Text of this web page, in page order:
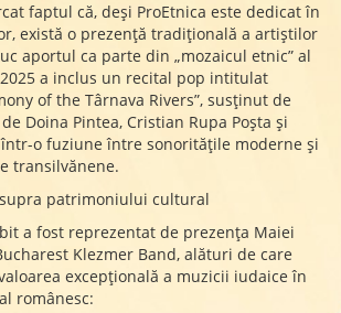
faptul că, deși ProEtnica este dedicat în
există o prezență tradițională a artiștilor
aportul ca parte din „mozaicul etnic” al
a inclus un recital pop intitulat
of the Târnava Rivers”, susținut de
Doina Pintea, Cristian Rupa Poșta și
o fuziune între sonoritățile moderne și
transilvănene.
patrimoniului cultural
a fost reprezentat de prezența Maiei
Klezmer Band, alături de care
excepțională a muzicii iudaice în
românesc: